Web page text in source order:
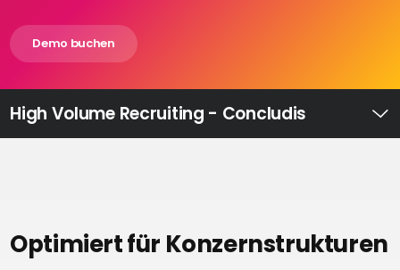
Volume
Ausbildungsmanagement
Demo buchen
High Volume Recruiting - Concludis
Optimiert für Konzernstrukturen